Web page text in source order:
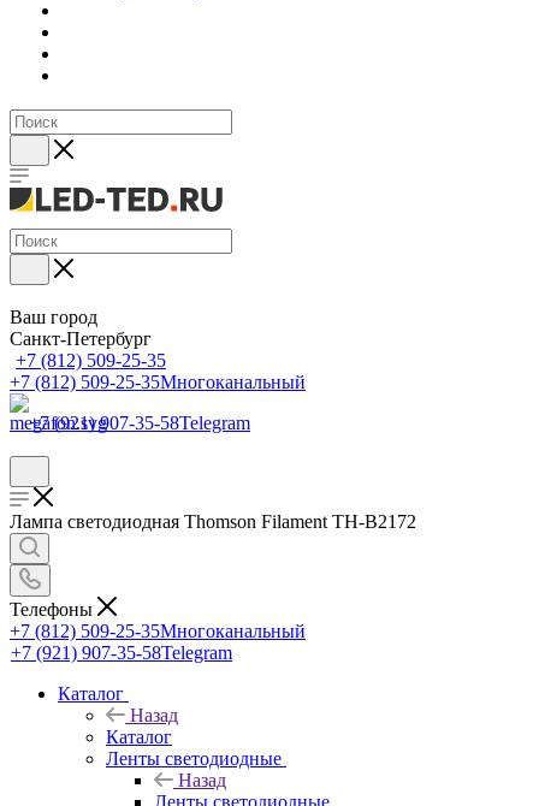
Ваш город
Санкт-Петербург
+7 (812) 509-25-35
+7 (812) 509-25-35Многоканальный
+7 (921) 907-35-58Telegram
Лампа светодиодная Thomson Filament TH-B2172
Телефоны
+7 (812) 509-25-35Многоканальный
+7 (921) 907-35-58Telegram
Каталог
Назад
Каталог
Ленты светодиодные
Назад
Ленты светодиодные